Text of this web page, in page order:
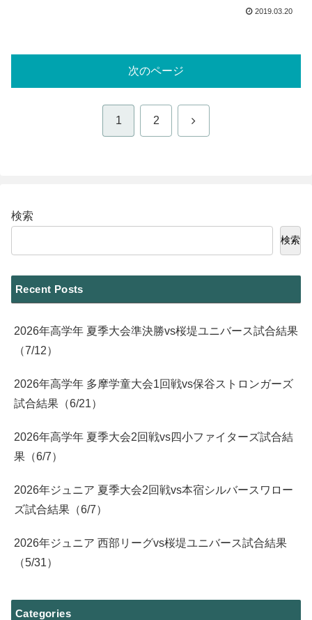
2019.03.20
次のページ
1 2 次
検索
検索
Recent Posts
2026年高学年 夏季大会準決勝vs桜堤ユニバース試合結果
（7/12）
2026年高学年 多摩学童大会1回戦vs保谷ストロンガーズ
試合結果（6/21）
2026年高学年 夏季大会2回戦vs四小ファイターズ試合結
果（6/7）
2026年ジュニア 夏季大会2回戦vs本宿シルバースワロー
ズ試合結果（6/7）
2026年ジュニア 西部リーグvs桜堤ユニバース試合結果
（5/31）
Categories